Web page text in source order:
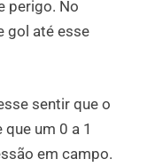
perigo. No
gol até esse
sentir que o
um 0 a 1
em campo.